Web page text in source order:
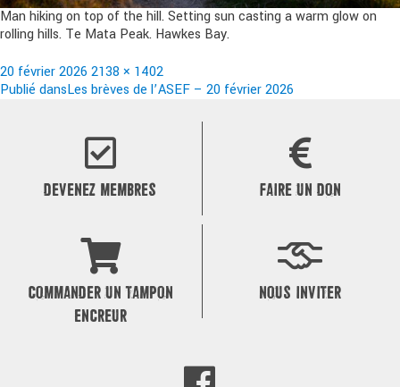
Man hiking on top of the hill. Setting sun casting a warm glow on
rolling hills. Te Mata Peak. Hawkes Bay.
Publié
le
20 février 2026 Taille
réelle
2138 × 1402
Navigation
Publié dansLes brèves de l’ASEF – 20 février 2026
DEVENEZ MEMBRES FAIRE UN DON
COMMANDER UN TAMPON
ENCREUR
NOUS INVITER